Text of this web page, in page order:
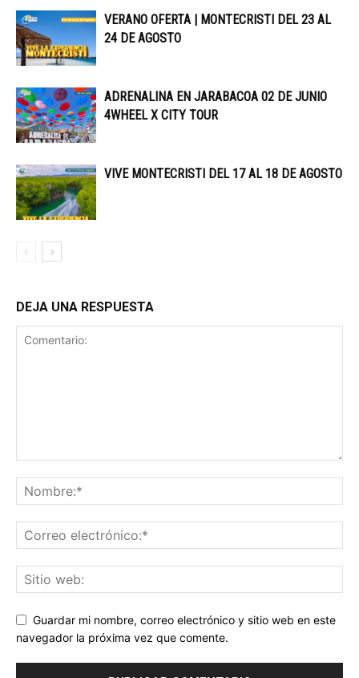
VERANO OFERTA | MONTECRISTI DEL 23 AL
24 DE AGOSTO
ADRENALINA EN JARABACOA 02 DE JUNIO
4WHEEL X CITY TOUR
VIVE MONTECRISTI DEL 17 AL 18 DE AGOSTO
DEJA UNA RESPUESTA
Guardar mi nombre, correo electrónico y sitio web en este
navegador la próxima vez que comente.